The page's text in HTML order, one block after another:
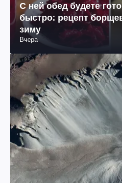
С ней обед будете
быстро: рецепт
зиму
Вчера